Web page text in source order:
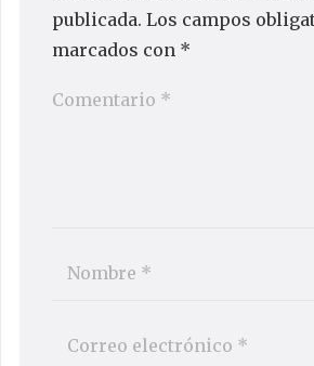
publicada. Los campos
marcados con *